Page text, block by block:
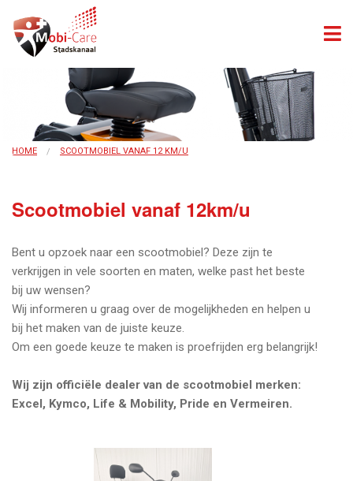
HOME SCOOTMOBIEL VANAF 12 KM/U
Scootmobiel vanaf 12km/u
Bent u opzoek naar een scootmobiel? Deze zijn te
verkrijgen in vele soorten en maten, welke past het beste
bij uw wensen?
Wij informeren u graag over de mogelijkheden en helpen u
bij het maken van de juiste keuze.
Om een goede keuze te maken is proefrijden erg belangrijk!
Wij zijn officiële dealer van de scootmobiel merken:
Excel, Kymco, Life & Mobility, Pride en Vermeiren.